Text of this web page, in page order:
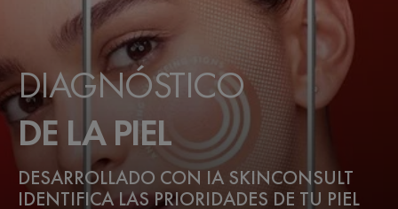
DIAGNÓSTICO
DE LA PIEL
DESARROLLADO CON IA SKINCONSULT
IDENTIFICA LAS PRIORIDADES DE TU PIEL